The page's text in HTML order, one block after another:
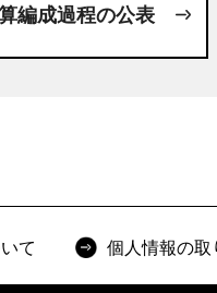
編成過程の公表
て 個人情報の取